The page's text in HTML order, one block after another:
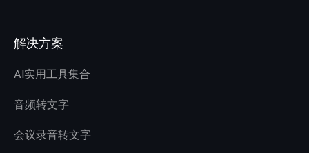
解决方案
AI实用工具集合
音频转文字
会议录音转文字